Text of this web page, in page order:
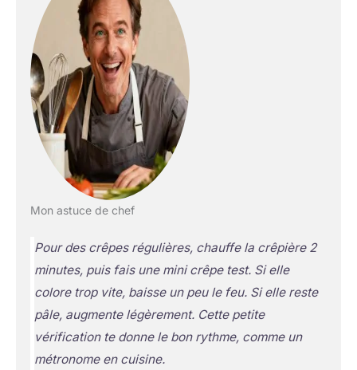
Mon astuce de chef
Pour des crêpes régulières, chauffe la crêpière 2
minutes, puis fais une mini crêpe test. Si elle
colore trop vite, baisse un peu le feu. Si elle reste
pâle, augmente légèrement. Cette petite
vérification te donne le bon rythme, comme un
métronome en cuisine.